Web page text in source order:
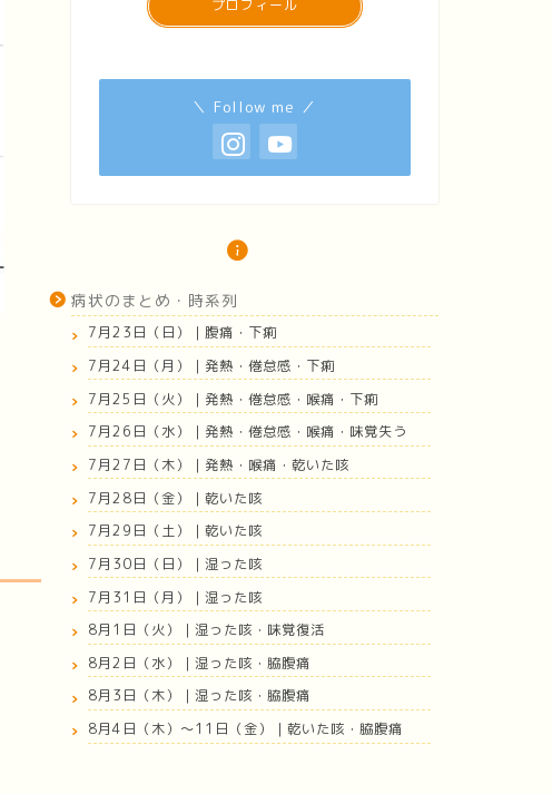
プロフィール
＼ Follow me ／
病状のまとめ・時系列
7月23日（日）｜腹痛・下痢
7月24日（月）｜発熱・倦怠感・下痢
7月25日（火）｜発熱・倦怠感・喉痛・下痢
7月26日（水）｜発熱・倦怠感・喉痛・味覚失う
7月27日（木）｜発熱・喉痛・乾いた咳
7月28日（金）｜乾いた咳
7月29日（土）｜乾いた咳
7月30日（日）｜湿った咳
7月31日（月）｜湿った咳
8月1日（火）｜湿った咳・味覚復活
8月2日（水）｜湿った咳・脇腹痛
8月3日（木）｜湿った咳・脇腹痛
8月4日（木）〜11日（金）｜乾いた咳・脇腹痛